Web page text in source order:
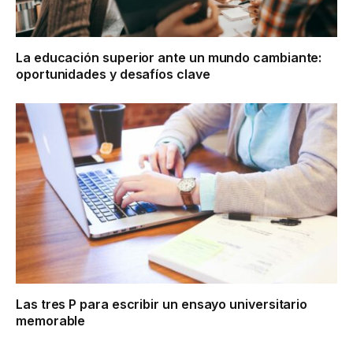
La educación superior ante un mundo cambiante:
oportunidades y desafíos clave
Las tres P para escribir un ensayo universitario
memorable